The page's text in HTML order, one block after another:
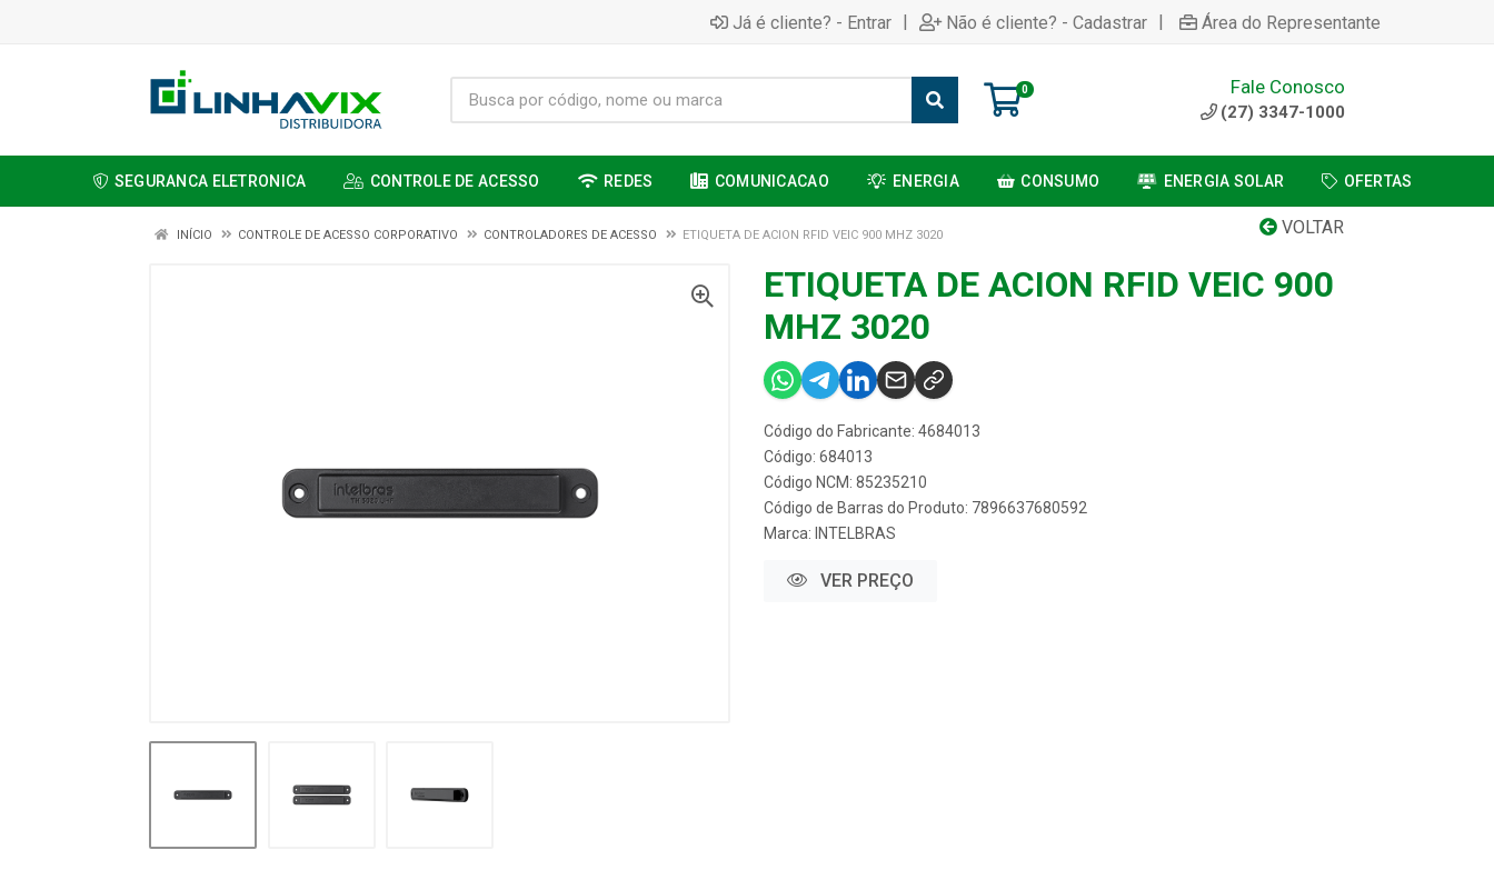
Já é cliente? - Entrar | Não é cliente? - Cadastrar | Área do Representante
0 Fale Conosco
(27) 3347-1000
SEGURANCA ELETRONICA CONTROLE DE ACESSO REDES COMUNICACAO ENERGIA CONSUMO ENERGIA SOLAR OFERTAS
VOLTAR
INÍCIO CONTROLE DE ACESSO CORPORATIVO CONTROLADORES DE ACESSO ETIQUETA DE ACION RFID VEIC 900 MHZ 3020
ETIQUETA DE ACION RFID VEIC 900
MHZ 3020
Código do Fabricante: 4684013
Código: 684013
Código NCM: 85235210
Código de Barras do Produto: 7896637680592
Marca: INTELBRAS
VER PREÇO